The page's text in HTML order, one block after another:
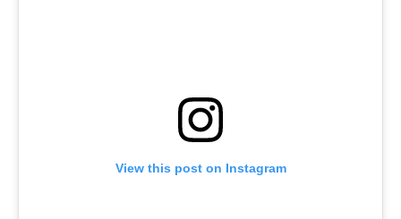
View this post on Instagram